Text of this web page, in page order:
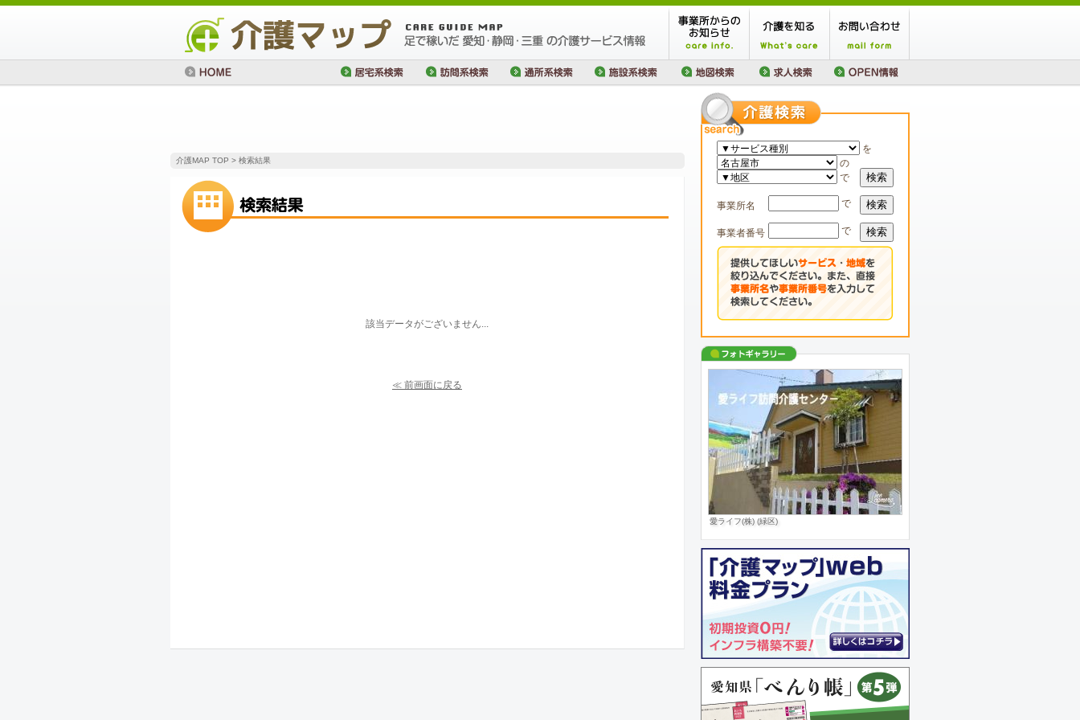
介護MAP TOP > 検索結果
該当データがございません...
≪ 前画面に戻る
を
の
で
検索
事業所名 で 検索
事業者番号 で 検索
愛ライフ(株) (緑区)